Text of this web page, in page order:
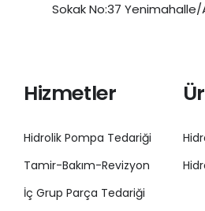
Sokak No:37 Yenimahalle/
Hizmetler
Hidrolik Pompa Tedariği
Tamir-Bakım-Revizyon
İç Grup Parça Tedariği